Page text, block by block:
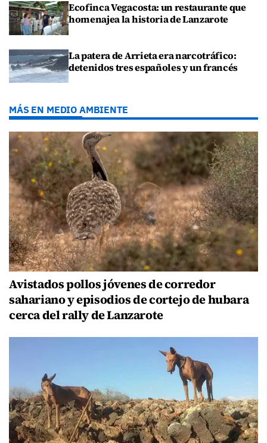
Ecofinca Vegacosta: un restaurante que
homenajea la historia de Lanzarote
La patera de Arrieta era narcotráfico:
detenidos tres españoles y un francés
MÁS EN MEDIO AMBIENTE
Avistados pollos jóvenes de corredor
sahariano y episodios de cortejo de hubara
cerca del rally de Lanzarote